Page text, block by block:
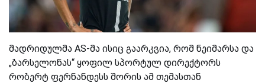
მადრიდულმა AS-მა ისიც გაარკვია, რომ ნეიმარსა და
„ბარსელონას“ ყოფილ სპორტულ დირექტორს
რობერტ ფერნანდესს შორის ამ თემასთან